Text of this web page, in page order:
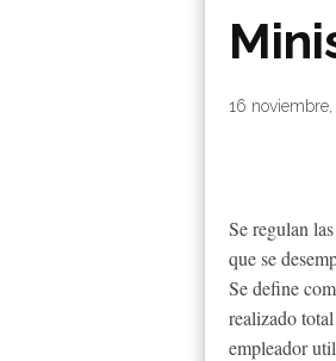
By|
16 noviembre,
Se regulan
que se
Se define
realizado
empleador